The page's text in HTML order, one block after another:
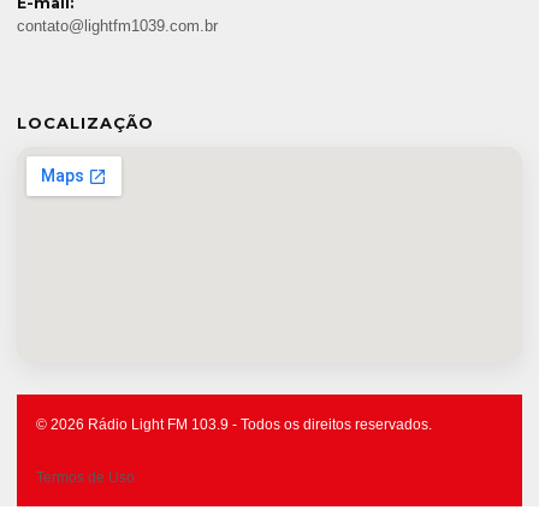
contato@lightfm1039.com.br
LOCALIZAÇÃO
© 2026 Rádio Light FM 103.9 - Todos os direitos reservados.
Termos de Uso